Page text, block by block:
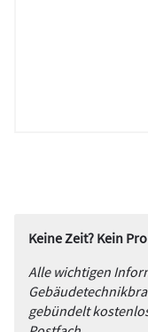
Keine Zeit? Kein
Alle wichtigen
gebündelt